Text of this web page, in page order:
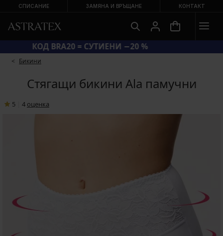
СПИСАНИЕ ЗАМЯНА И ВРЪЩАНЕ КОНТАКТ
КОД BRA20 = СУТИЕНИ −20 %
Бикини
Стягащи бикини Ala памучни
5 4 oценка